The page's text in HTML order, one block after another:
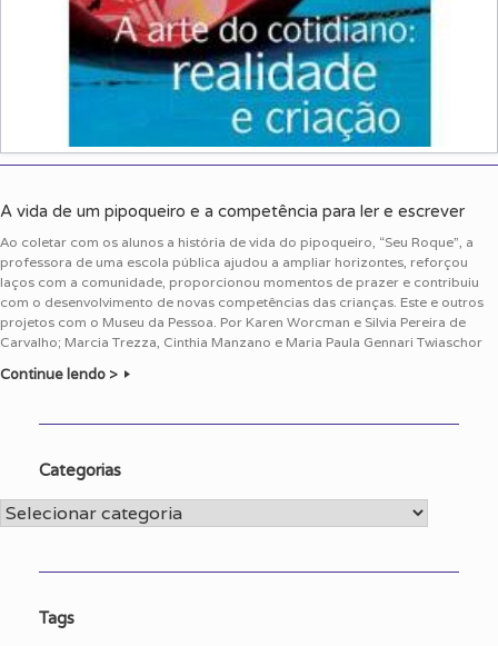
A vida de um pipoqueiro e a competência para ler e escrever
Ao coletar com os alunos a história de vida do pipoqueiro, “Seu Roque”, a
professora de uma escola pública ajudou a ampliar horizontes, reforçou
laços com a comunidade, proporcionou momentos de prazer e contribuiu
com o desenvolvimento de novas competências das crianças. Este e outros
projetos com o Museu da Pessoa. Por Karen Worcman e Silvia Pereira de
Carvalho; Marcia Trezza, Cinthia Manzano e Maria Paula Gennari Twiaschor
Continue lendo >
Categorias
Categorias
Tags